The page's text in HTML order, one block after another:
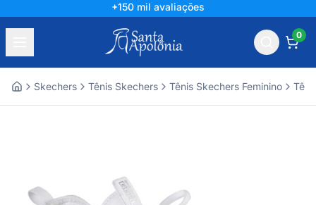
+150 mil avaliações
0
Skechers Tênis Skechers Tênis Skechers Feminino